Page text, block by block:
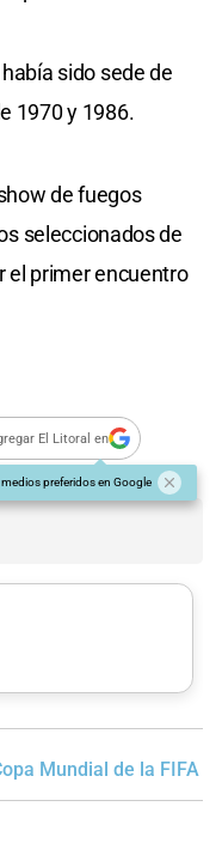
sido sede de
1970 y 1986.
de fuegos
seleccionados de
el primer encuentro
El Litoral en
preferidos en Google
Mundial de la FIFA